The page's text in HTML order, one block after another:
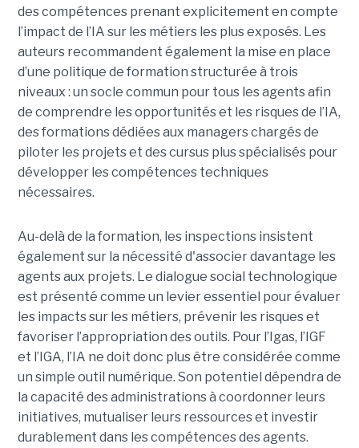
des compétences prenant explicitement en compte
l’impact de l’IA sur les métiers les plus exposés. Les
auteurs recommandent également la mise en place
d’une politique de formation structurée à trois
niveaux : un socle commun pour tous les agents afin
de comprendre les opportunités et les risques de l’IA,
des formations dédiées aux managers chargés de
piloter les projets et des cursus plus spécialisés pour
développer les compétences techniques
nécessaires.
Au-delà de la formation, les inspections insistent
également sur la nécessité d'associer davantage les
agents aux projets. Le dialogue social technologique
est présenté comme un levier essentiel pour évaluer
les impacts sur les métiers, prévenir les risques et
favoriser l’appropriation des outils. Pour l’Igas, l’IGF
et l’IGA, l’IA ne doit donc plus être considérée comme
un simple outil numérique. Son potentiel dépendra de
la capacité des administrations à coordonner leurs
initiatives, mutualiser leurs ressources et investir
durablement dans les compétences des agents.